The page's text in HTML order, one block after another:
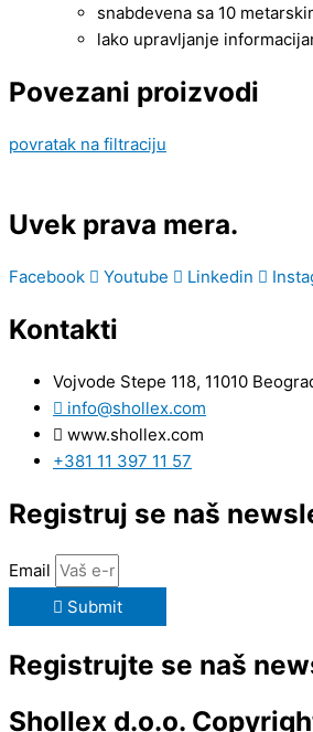
snabdevena sa 10
lako upravljanje
Povezani proizvodi
povratak na filtraciju
Uvek prava mera.
Facebook Youtube Linkedin
Kontakti
Vojvode Stepe 118, 11010
info@shollex.com
www.shollex.com
+381 11 397 11 57
Registruj se naš
Email
Submit
Registrujte se naš
Shollex d.o.o.